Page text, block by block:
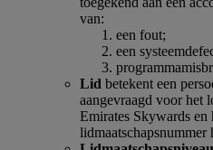
van:
een fout;
een
Lid betekent een
aangevraagd voor het
Emirates Skywards en
lidmaatschapsnummer